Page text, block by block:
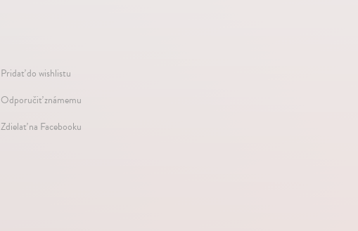
Pridať do wishlistu
Odporučiť známemu
Zdielať na Facebooku